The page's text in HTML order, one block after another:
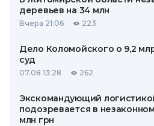
деревьев на 34 млн
Вчера 21:06 223
Дело Коломойского о 9,2
суд
07.08 13:28 262
Экскомандующий
подозревается в
млн грн